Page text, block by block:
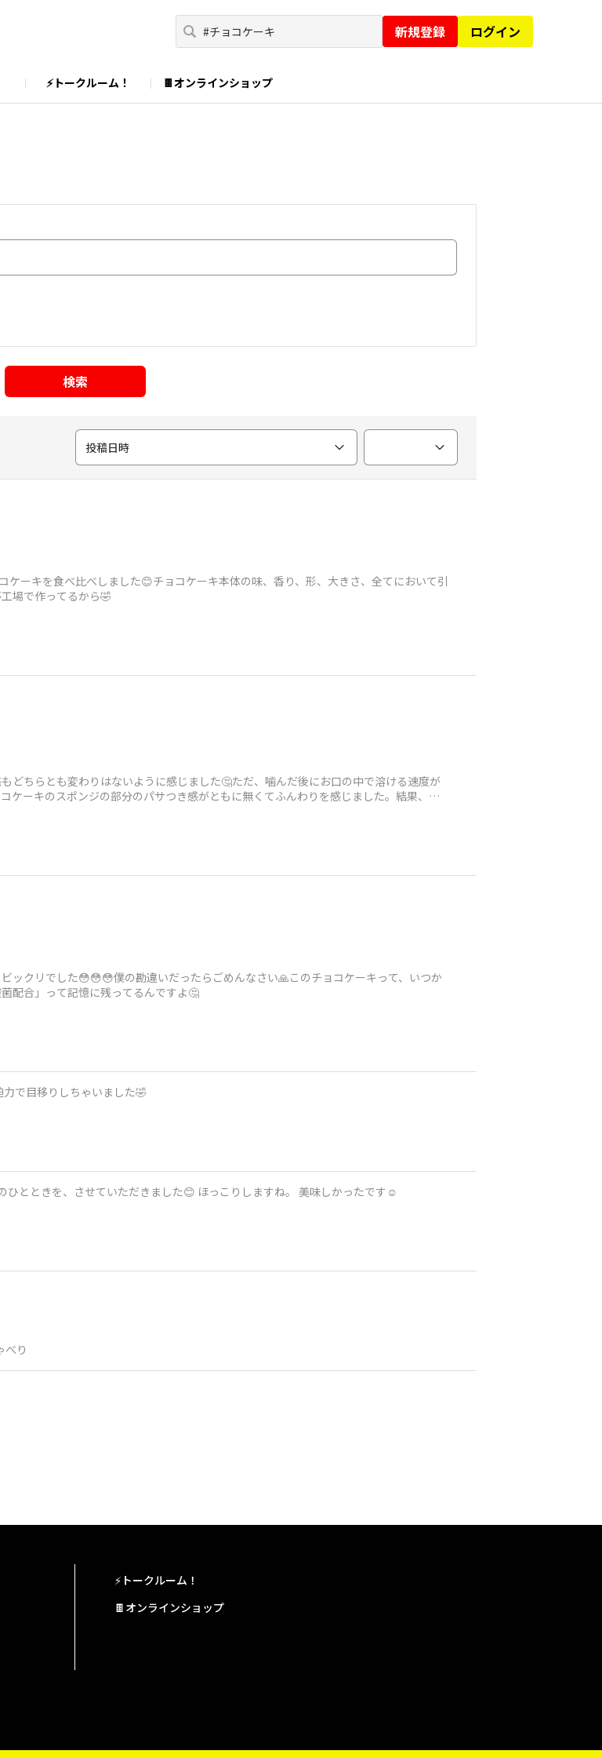
新規登録 ログイン
⚡トークルーム！ 🍫オンラインショップ
検索
投稿日時
ーキを食べ比べしました😊チョコケーキ本体の味、香り、形、大きさ、全てにおいて引
場で作ってるから🤣
どちらとも変わりはないように感じました🤔ただ、噛んだ後にお口の中で溶ける速度が
ケーキのスポンジの部分のパサつき感がともに無くてふんわりを感じました。結果、ど
ックリでした😳😳😳僕の勘違いだったらごめんなさい🙏このチョコケーキって、いつか
配合」って記憶に残ってるんですよ🤔
で目移りしちゃいました🤣
今日の朝は、うれしい2枚入りのチョコケーキで癒しのひとときを、させていただきました😊 ほっこりしますね。 美味しかったです☺️
べり
⚡トークルーム！
🍫オンラインショップ